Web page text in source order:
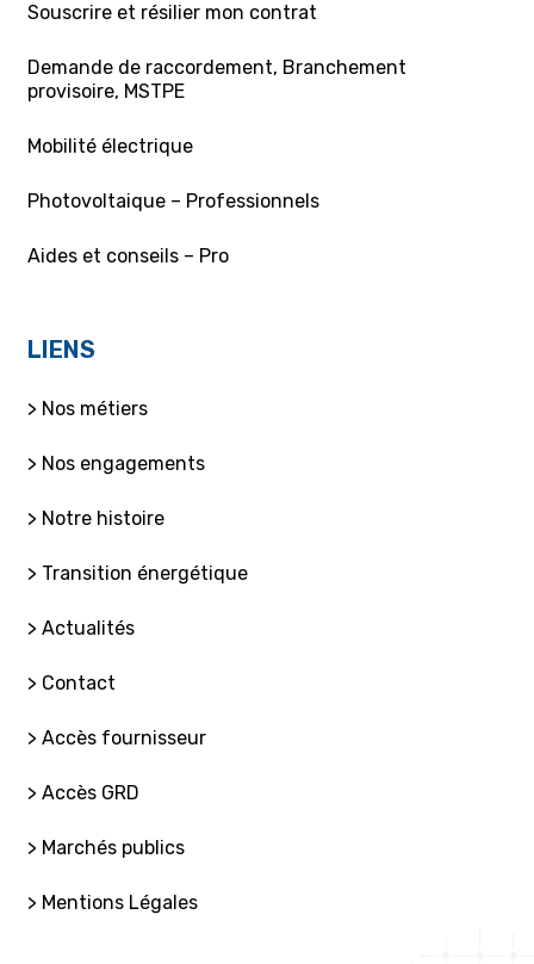
Souscrire et résilier mon contrat
Demande de raccordement, Branchement
provisoire, MSTPE
Mobilité électrique
Photovoltaique – Professionnels
Aides et conseils – Pro
LIENS
> Nos métiers
> Nos engagements
> Notre histoire
> Transition énergétique
> Actualités
> Contact
> Accès fournisseur
> Accès GRD
> Marchés publics
> Mentions Légales